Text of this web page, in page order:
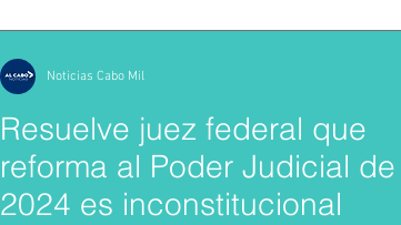
Resuelve juez federal que
reforma al Poder Judicial de
2024 es inconstitucional
Noticias Cabo Mil